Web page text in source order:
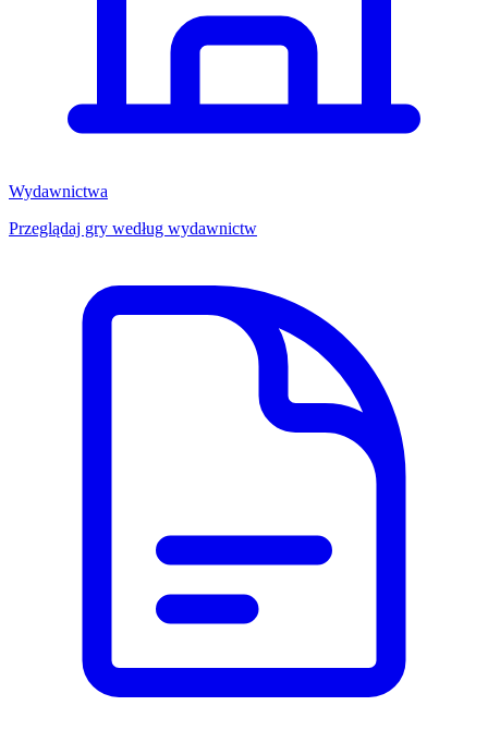
Wydawnictwa
Przeglądaj gry według wydawnictw